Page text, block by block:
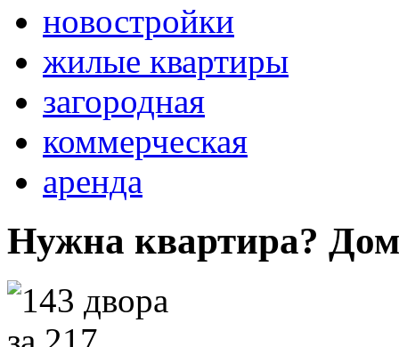
новостройки
жилые квартиры
загородная
коммерческая
аренда
Нужна квартира?